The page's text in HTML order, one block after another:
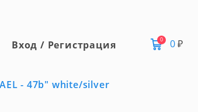
Вход / Регистрация 0 0₽
- 47b" white/silver